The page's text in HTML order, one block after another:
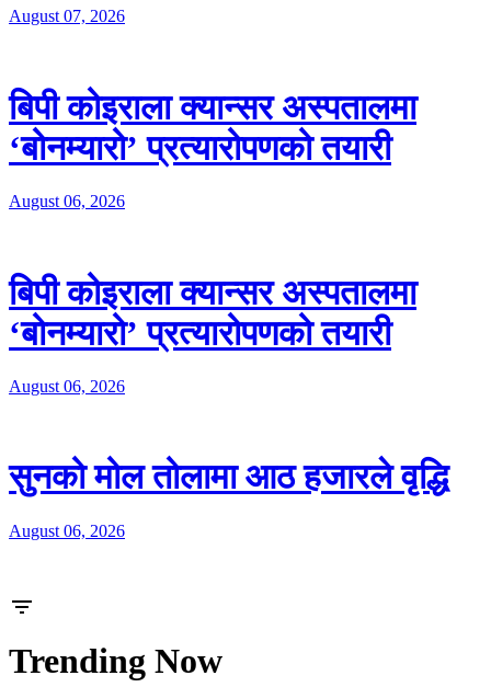
August 07, 2026
बिपी कोइराला क्यान्सर अस्पतालमा
‘बोनम्यारो’ प्रत्यारोपणको तयारी
August 06, 2026
बिपी कोइराला क्यान्सर अस्पतालमा
‘बोनम्यारो’ प्रत्यारोपणको तयारी
August 06, 2026
सुनको मोल तोलामा आठ हजारले वृद्धि
August 06, 2026
Trending Now